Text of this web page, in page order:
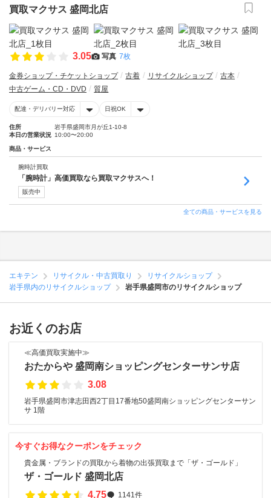
買取マクサス 盛岡北店
3.05 写真 7枚
金券ショップ・チケットショップ 古着 リサイクルショップ
古本
中古ゲーム・CD・DVD
質屋
配達・デリバリー対応 日祝OK
住所
岩手県盛岡市月が丘1-10-8
本日の営業状況 10:00〜20:00
商品・サービス
腕時計買取
「腕時計」高価買取なら買取マクサスへ！
販売中
全ての商品・サービスを見る
エキテン リサイクル・中古買取り
リサイクルショップ
岩手県内のリサイクルショップ
岩手県盛岡市のリサイクルショップ
お近くのお店
≪高価買取実施中≫
おたからや 盛岡南ショッピングセンターサンサ店
3.08
岩手県盛岡市津志田西2丁目17番地50盛岡南ショッピングセンターサン
サ 1階
今すぐお得なクーポンをチェック
貴金属・ブランドの買取から着物の出張買取まで「ザ・ゴールド」
ザ・ゴールド 盛岡北店
4.75
1141件